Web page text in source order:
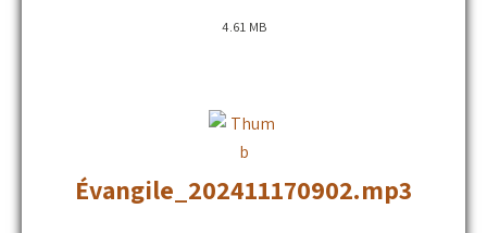
4.61 MB
Évangile_202411170902.mp3